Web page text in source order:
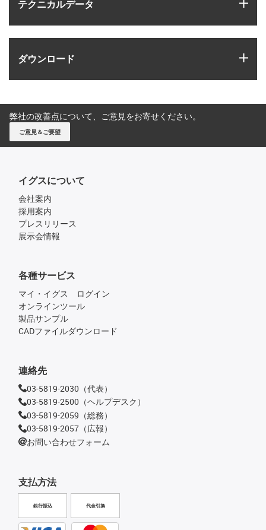
テクニカルデータ
ダウンロード
弊社の改善点について、ご意見をお寄せください。
ご意見＆ご要望
イグスについて
会社案内
採用案内
プレスリリース
展示会情報
支払方法
銀行振込 代金引換
各種サービス
マイ・イグス ログイン
オンラインツール
製品サンプル
CADファイルダウンロード
連絡先
03-5819-2030（代表）
03-5819-2500（ヘルプデスク）
03-5819-2059（総務）
03-5819-2057（広報）
お問い合わせフォーム